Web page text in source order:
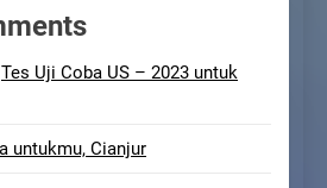
Tes Uji Coba US – 2023 untuk
untukmu, Cianjur